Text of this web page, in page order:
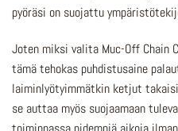
pyöräsi on suojattu
Joten miksi valita Muc-Off Chain
tämä tehokas puhdistusaine
laiminlyötyimmätkin ketjut
se auttaa myös suojaamaan